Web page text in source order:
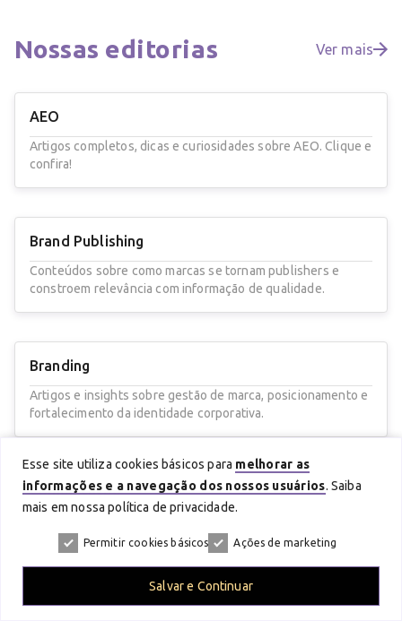
Nossas editorias Ver mais
AEO
Artigos completos, dicas e curiosidades sobre AEO. Clique e
confira!
Brand Publishing
Conteúdos sobre como marcas se tornam publishers e
constroem relevância com informação de qualidade.
Branding
Artigos e insights sobre gestão de marca, posicionamento e
fortalecimento da identidade corporativa.
Comunicação
estratégica, integrada e eficiente.
Esse site utiliza cookies básicos para melhorar as
informações e a navegação dos nossos usuários. Saiba
mais em nossa política de privacidade.
Permitir cookies básicos Ações de marketing
Salvar e Continuar